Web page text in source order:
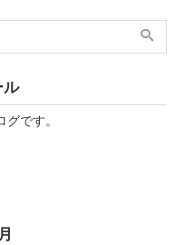
ハ
ル
です。